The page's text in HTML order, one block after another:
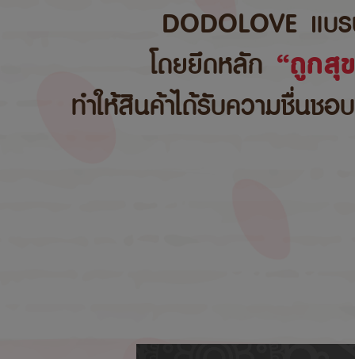
DODOLOVE แบ
โดยยึดหลัก “ถูกสุ
ทำให้สินค้าได้รับความชื่นช